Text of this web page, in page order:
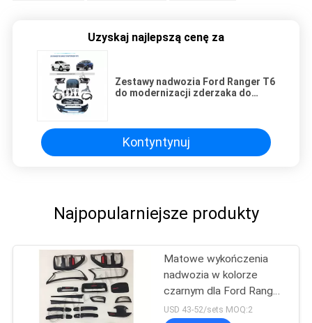
Uzyskaj najlepszą cenę za
Zestawy nadwozia Ford Ranger T6
do modernizacji zderzaka do
Kontyntynuj
Najpopularniejsze produkty
Matowe wykończenia
nadwozia w kolorze
czarnym dla Ford Ranger
T6 T7 PX 2012
USD 43-52/sets MOQ:2